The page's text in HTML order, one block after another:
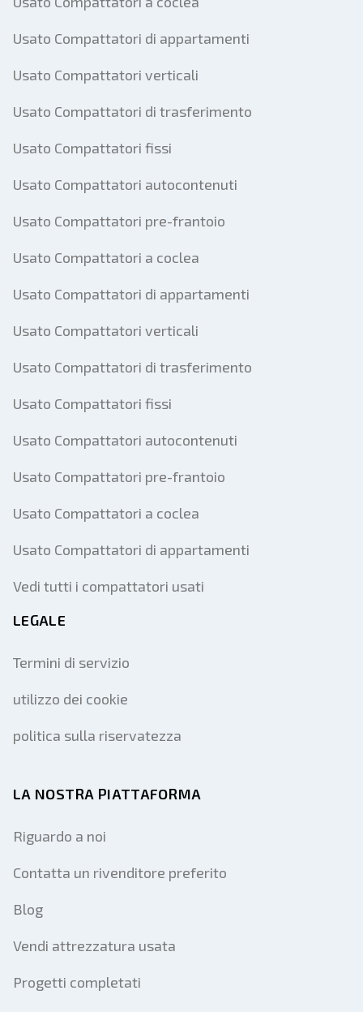
Usato Compattatori di appartamenti
Usato Compattatori verticali
Usato Compattatori di trasferimento
Usato Compattatori fissi
Usato Compattatori autocontenuti
Usato Compattatori pre-frantoio
Usato Compattatori a coclea
Usato Compattatori di appartamenti
Usato Compattatori verticali
Usato Compattatori di trasferimento
Usato Compattatori fissi
Usato Compattatori autocontenuti
Usato Compattatori pre-frantoio
Usato Compattatori a coclea
Usato Compattatori di appartamenti
Vedi tutti i compattatori usati
LEGALE
Termini di servizio
utilizzo dei cookie
politica sulla riservatezza
LA NOSTRA PIATTAFORMA
Riguardo a noi
Contatta un rivenditore preferito
Blog
Vendi attrezzatura usata
Progetti completati